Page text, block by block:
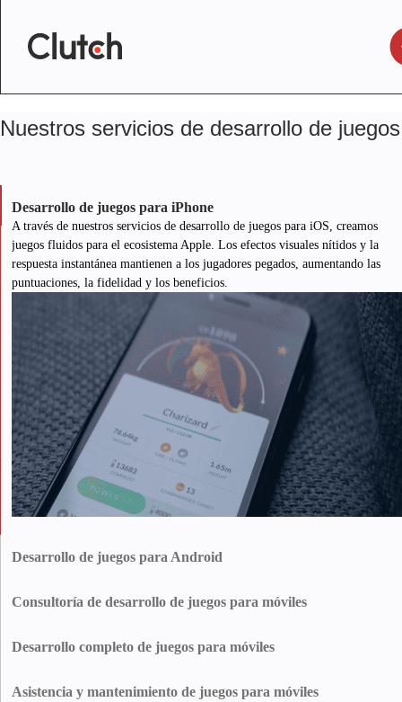
Nuestros servicios de desarrollo de
Desarrollo de juegos para iPhone
A través de nuestros servicios de desarrollo de juegos para iOS, creamos
juegos fluidos para el ecosistema Apple. Los efectos visuales nítidos y la
respuesta instantánea mantienen a los jugadores pegados, aumentando las
puntuaciones, la fidelidad y los beneficios.
Desarrollo de juegos para Android
títulos que brillan en cualquier dispositivo. El escalado inteligente de
recursos, los servicios Play y mucho más impulsan cargas rápidas,
Consultoría de desarrollo de juegos para móviles
trucos de crecimiento que se adaptan a su visión. Reduzca riesgos, recorte
gastos y láncese con una hoja de ruta basada en datos de mercado, no en
Desarrollo completo de juegos para móviles
en directo. Los equipos de arte, ingeniería, control de calidad y
Asistencia y mantenimiento de juegos para móviles